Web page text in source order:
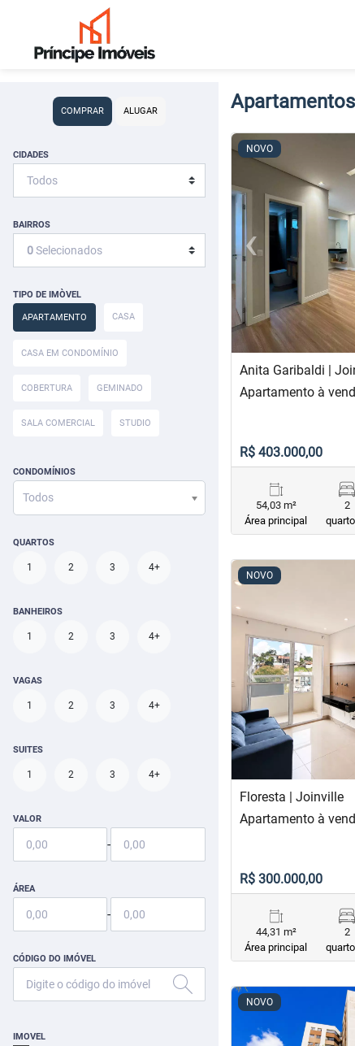
COMPRAR ALUGAR
CIDADES
BAIRROS
0Selecionados
TIPO DE IMÒVEL
APARTAMENTO CASA
CASA EM CONDOMÍNIO
COBERTURA GEMINADO
SALA COMERCIAL STUDIO
CONDOMÍNIOS
Todos
QUARTOS
1 2 3 4+
BANHEIROS
1 2 3 4+
VAGAS
1 2 3 4+
SUITES
1 2 3 4+
VALOR
-
ÁREA
-
CÓDIGO DO IMÓVEL
IMOVEL
NOVO
< <<<
‹Previous
Anita Garibaldi |
Apartamento à
R$ 403.000,00
54,03 m²
Área principal
2
NOVO
<<<
‹Previous
Floresta | Joinville
Apartamento à
R$ 300.000,00
44,31 m²
Área principal
2
NOVO
<<<<